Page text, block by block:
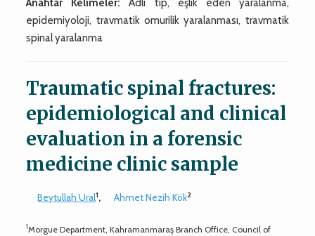
Anahtar Kelimeler: Adli tıp, eşlik eden yaralanma,
epidemiyoloji, travmatik omurilik yaralanması, travmatik
spinal yaralanma
Traumatic spinal fractures:
epidemiological and clinical
evaluation in a forensic
medicine clinic sample
Beytullah Ural1, Ahmet Nezih Kök2
1Morgue Department, Kahramanmaraş Branch Office, Council of